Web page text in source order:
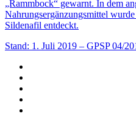
„Rammbock“ gewarnt. In dem
Nahrungsergänzungsmittel
Sildenafil entdeckt.
Stand: 1. Juli 2019 – GPSP 04/